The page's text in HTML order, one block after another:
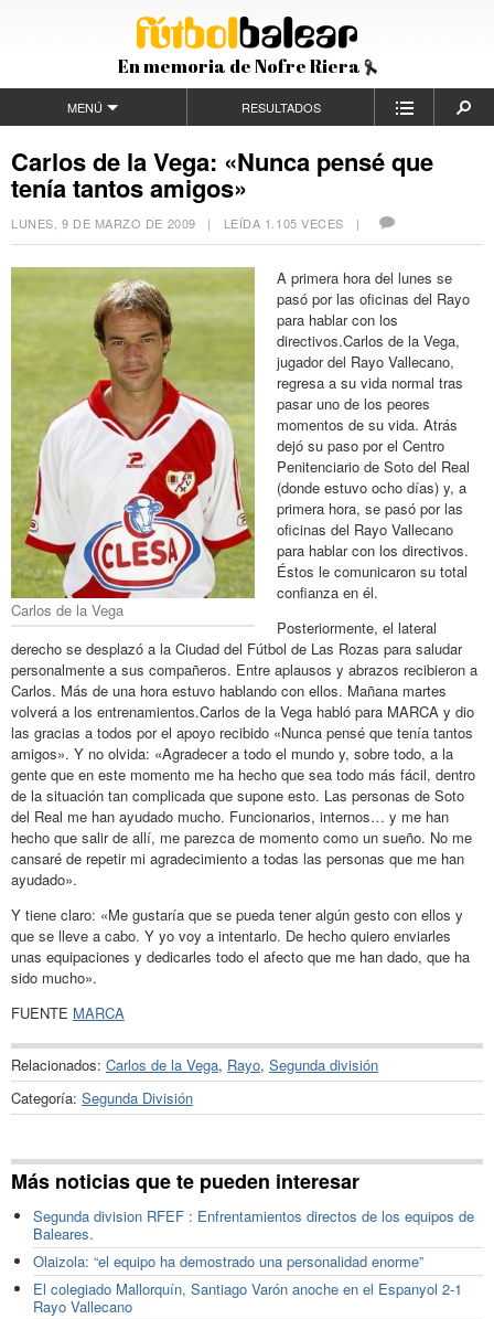
En memoria de Nofre Riera
MENÚ RESULTADOS
Carlos de la Vega: «Nunca pensé que
tenía tantos amigos»
LUNES, 9 DE MARZO DE 2009 | LEÍDA 1.105 VECES |
Carlos de la Vega
A primera hora del lunes se
pasó por las oficinas del Rayo
para hablar con los
directivos.Carlos de la Vega,
jugador del Rayo Vallecano,
regresa a su vida normal tras
pasar uno de los peores
momentos de su vida. Atrás
dejó su paso por el Centro
Penitenciario de Soto del Real
(donde estuvo ocho días) y, a
primera hora, se pasó por las
oficinas del Rayo Vallecano
para hablar con los directivos.
Éstos le comunicaron su total
confianza en él.
Posteriormente, el lateral
derecho se desplazó a la Ciudad del Fútbol de Las Rozas para saludar
personalmente a sus compañeros. Entre aplausos y abrazos recibieron a
Carlos. Más de una hora estuvo hablando con ellos. Mañana martes
volverá a los entrenamientos.Carlos de la Vega habló para MARCA y dio
las gracias a todos por el apoyo recibido «Nunca pensé que tenía tantos
amigos». Y no olvida: «Agradecer a todo el mundo y, sobre todo, a la
gente que en este momento me ha hecho que sea todo más fácil, dentro
de la situación tan complicada que supone esto. Las personas de Soto
del Real me han ayudado mucho. Funcionarios, internos… y me han
hecho que salir de allí, me parezca de momento como un sueño. No me
cansaré de repetir mi agradecimiento a todas las personas que me han
ayudado».
Y tiene claro: «Me gustaría que se pueda tener algún gesto con ellos y
que se lleve a cabo. Y yo voy a intentarlo. De hecho quiero enviarles
unas equipaciones y dedicarles todo el afecto que me han dado, que ha
sido mucho».
FUENTE MARCA
Relacionados: Carlos de la Vega, Rayo, Segunda división
Categoría: Segunda División
Más noticias que te pueden interesar
Segunda division RFEF : Enfrentamientos directos de los equipos de
Baleares.
Olaizola: “el equipo ha demostrado una personalidad enorme”
El colegiado Mallorquín, Santiago Varón anoche en el Espanyol 2-1
Rayo Vallecano